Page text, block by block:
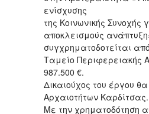
ενίσχυσης
της Κοινωνικής Συνοχής
αποκλεισμούς
συγχρηματοδοτείται
Ταμείο Περιφερειακής
987.500 €.
Δικαιούχος του έργου
Αρχαιοτήτων Καρδίτσας.
Με την χρηματοδότηση